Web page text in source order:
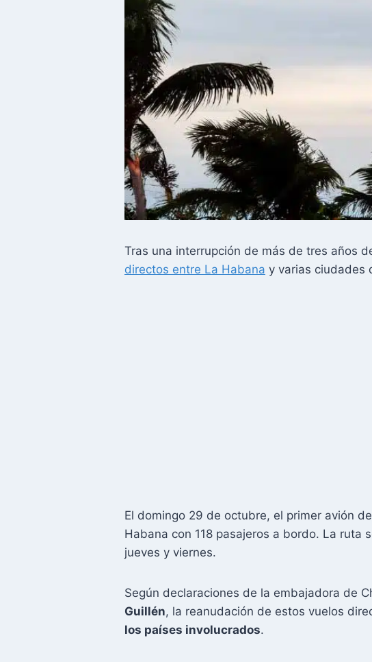
Tras una interrupción de más de tres años
directos entre La Habana y varias ciudades
El domingo 29 de octubre, el primer avión
Habana con 118 pasajeros a bordo. La ruta
jueves y viernes.
Según declaraciones de la embajadora de
Guillén, la reanudación de estos vuelos
los países involucrados.